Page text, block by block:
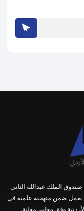
الملك عبدالله الثاني
يعمل ضمن منهجية علمية في
وفق معايير معلنة.